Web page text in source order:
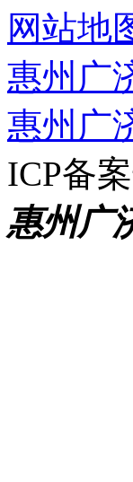
网站地
惠州广
惠州广
ICP备案
惠州广